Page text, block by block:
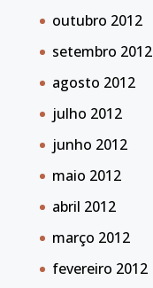
outubro 2012
setembro 2012
agosto 2012
julho 2012
junho 2012
maio 2012
abril 2012
março 2012
fevereiro 2012